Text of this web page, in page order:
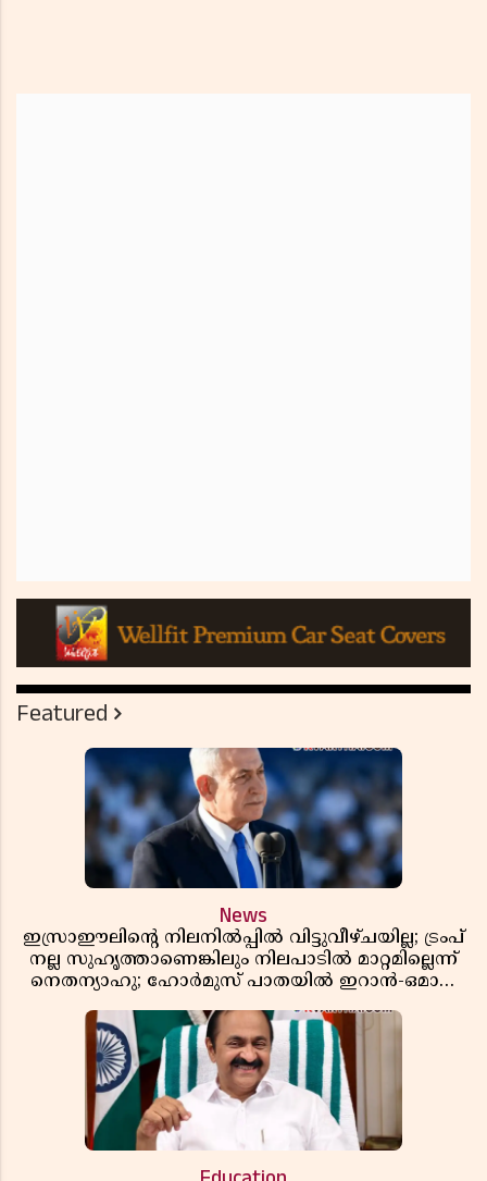
Featured
News
ഇസ്രാഈലിന്റെ നിലനിൽപ്പിൽ വിട്ടുവീഴ്ചയില്ല; ട്രംപ്
നല്ല സുഹൃത്താണെങ്കിലും നിലപാടിൽ മാറ്റമില്ലെന്ന്
നെതന്യാഹു; ഹോർമുസ് പാതയിൽ ഇറാൻ-ഒമാൻ